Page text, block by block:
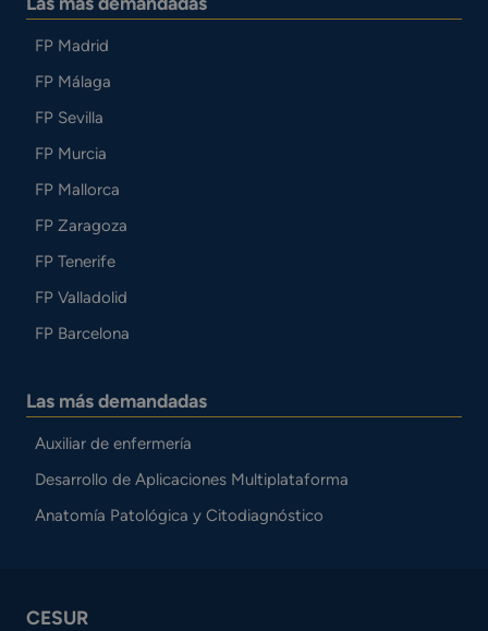
FP Madrid
FP Málaga
FP Sevilla
FP Murcia
FP Mallorca
FP Zaragoza
FP Tenerife
FP Valladolid
FP Barcelona
Las más demandadas
Auxiliar de enfermería
Desarrollo de Aplicaciones Multiplataforma
Anatomía Patológica y Citodiagnóstico
CESUR